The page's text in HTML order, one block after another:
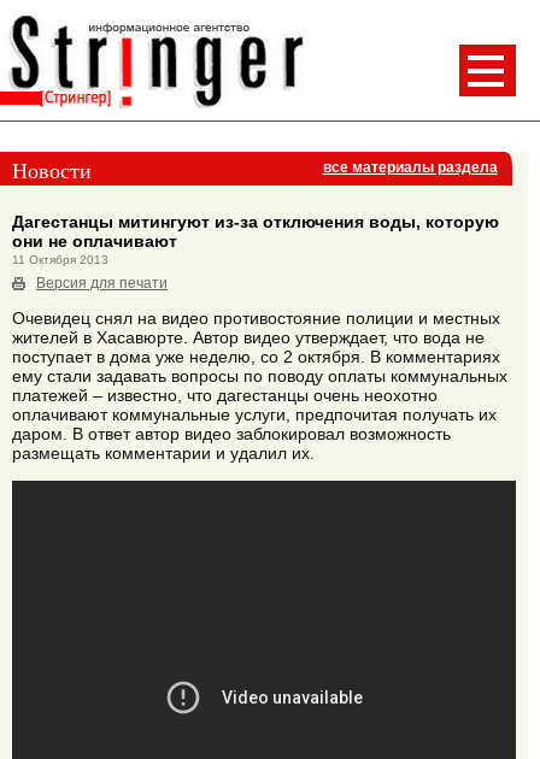
Новости все материалы раздела
Дагестанцы митингуют из-за отключения воды, которую
они не оплачивают
11 Октября 2013
Версия для печати
Очевидец снял на видео противостояние полиции и местных
жителей в Хасавюрте. Автор видео утверждает, что вода не
поступает в дома уже неделю, со 2 октября. В комментариях
ему стали задавать вопросы по поводу оплаты коммунальных
платежей – известно, что дагестанцы очень неохотно
оплачивают коммунальные услуги, предпочитая получать их
даром. В ответ автор видео заблокировал возможность
размещать комментарии и удалил их.